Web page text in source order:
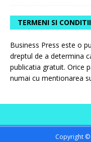
TERMENI SI CONDITII
Business Press este o
dreptul de a determina
publicatia gratuit. Orice
numai cu mentionarea
Copyright ©